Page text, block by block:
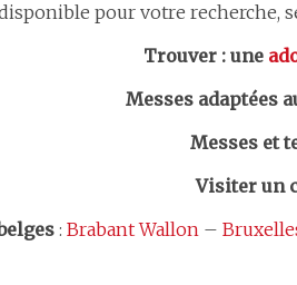
pour votre
Trouver : une
Messes adaptées
Messes et
Visiter un
: Brabant Wallon –